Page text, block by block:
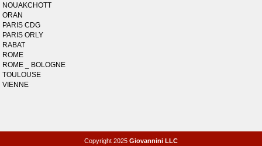
NOUAKCHOTT
ORAN
PARIS CDG
PARIS ORLY
RABAT
ROME
ROME _ BOLOGNE
TOULOUSE
VIENNE
Copyright 2025 Giovannini LLC